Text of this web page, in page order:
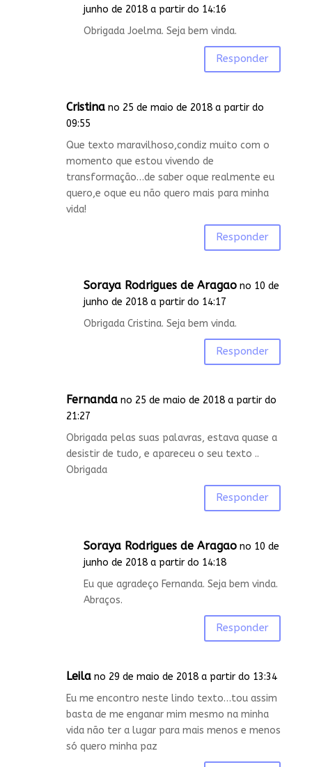
junho de 2018 a partir do 14:16
Obrigada Joelma. Seja bem vinda.
Responder
Cristina no 25 de maio de 2018 a partir do
09:55
Que texto maravilhoso,condiz muito com o
momento que estou vivendo de
transformação…de saber oque realmente eu
quero,e oque eu não quero mais para minha
vida!
Responder
Soraya Rodrigues de Aragao no 10 de
junho de 2018 a partir do 14:17
Obrigada Cristina. Seja bem vinda.
Responder
Fernanda no 25 de maio de 2018 a partir do
21:27
Obrigada pelas suas palavras, estava quase a
desistir de tudo, e apareceu o seu texto ..
Obrigada
Responder
Soraya Rodrigues de Aragao no 10 de
junho de 2018 a partir do 14:18
Eu que agradeço Fernanda. Seja bem vinda.
Abraços.
Responder
Leila no 29 de maio de 2018 a partir do 13:34
Eu me encontro neste lindo texto…tou assim
basta de me enganar mim mesmo na minha
vida não ter a lugar para mais menos e menos
só quero minha paz